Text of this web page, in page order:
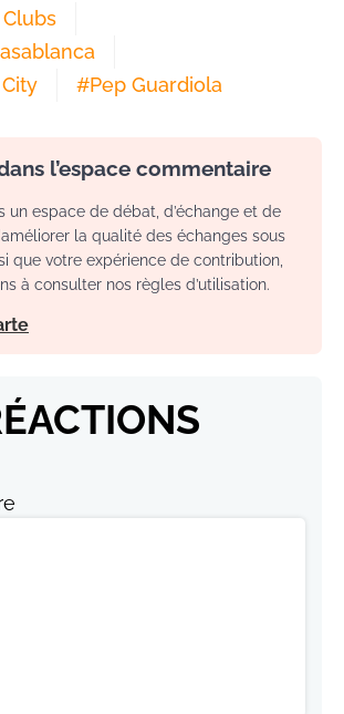
#Pep Guardiola
l’espace commentaire
un espace de débat, d’échange et de
la qualité des échanges sous
que votre expérience de contribution,
à consulter nos règles d’utilisation.